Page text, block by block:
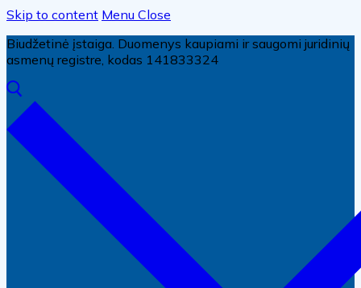
Skip to content Menu Close
Biudžetinė įstaiga. Duomenys kaupiami ir saugomi juridinių
asmenų registre, kodas 141833324